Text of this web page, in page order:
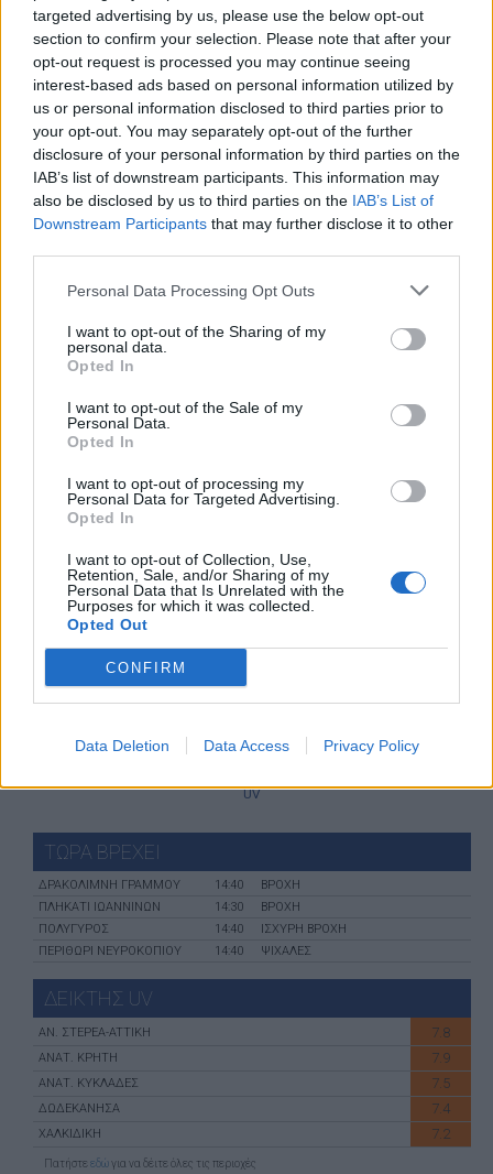
targeted advertising by us, please use the below opt-out
section to confirm your selection. Please note that after your
opt-out request is processed you may continue seeing
interest-based ads based on personal information utilized by
us or personal information disclosed to third parties prior to
your opt-out. You may separately opt-out of the further
disclosure of your personal information by third parties on the
IAB’s list of downstream participants. This information may
also be disclosed by us to third parties on the IAB’s List of
Downstream Participants that may further disclose it to other
Personal Data Processing Opt Outs
I want to opt-out of the Sharing of my
personal data.
Opted In
I want to opt-out of the Sale of my
Personal Data.
Opted In
I want to opt-out of processing my
Personal Data for Targeted Advertising.
Opted In
I want to opt-out of Collection, Use,
Retention, Sale, and/or Sharing of my
Personal Data that Is Unrelated with the
Purposes for which it was collected.
Opted Out
CONFIRM
Data Deletion Data Access Privacy Policy
κάμερες
ο καιρός
στην Ευρώπη
ο καιρός
στον κόσμο
ΕΝΗΜΕΡΩΣΗ
κλιματικά
δεδομένα
καιρικά γεγονότα
meteographics
ΧΑΡΤΕΣ ΠΡΟΓΝΩΣΗΣ
ιστιοπλοϊκοί
χάρτες
κύματος
παραλιών
UV
ΤΩΡΑ ΒΡΕΧΕΙ
ΔΡΑΚΟΛΙΜΝΗ ΓΡΑΜΜΟΥ 14:40
ΒΡΟΧΗ
ΠΛΗΚΑΤΙ ΙΩΑΝΝΙΝΩΝ
14:30
ΒΡΟΧΗ
ΠΟΛΥΓΥΡΟΣ
14:40
ΙΣΧΥΡΗ ΒΡΟΧΗ
ΠΕΡΙΘΩΡΙ ΝΕΥΡΟΚΟΠΙΟΥ
14:40 ΨΙΧΑΛΕΣ
ΔΕΙΚΤΗΣ UV
ΑN. ΣΤΕΡΕΑ-ATTIKH 7.8
ΑΝΑΤ. ΚΡΗΤΗ 7.9
ΑΝΑΤ. ΚΥΚΛΑΔΕΣ 7.5
ΔΩΔΕΚΑΝΗΣΑ 7.4
ΧΑΛΚΙΔΙΚΗ 7.2
Πατήστε εδώγια να δέιτε όλες τις περιοχές